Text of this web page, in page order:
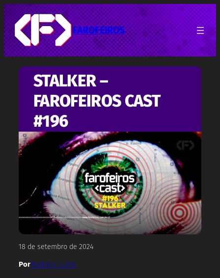
Pular
para
o
conteúdo
FAROFEIROS
STALKER –
FAROFEIROS CAST
#196
18 de setembro de 2024
PorRodrigo Castro